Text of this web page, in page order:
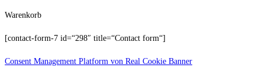
Warenkorb
[contact-form-7 id=“298″ title=“Contact form“]
Consent Management Platform von Real Cookie Banner